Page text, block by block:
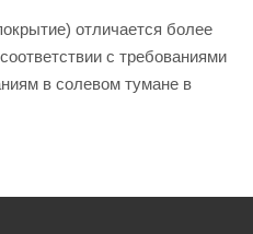
отличается более
с требованиями
в солевом тумане в